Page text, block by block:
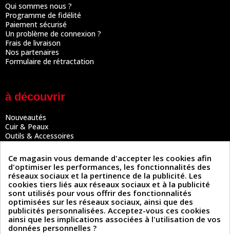
Qui sommes nous ?
Programme de fidélité
Paiement sécurisé
Un problème de connexion ?
Frais de livraison
Nos partenaires
Formulaire de rétractation
à découvrir
Nouveautés
Cuir & Peaux
Outils & Accessoires
Tutos
Actualités
Guide
Informations
Mentions légales
Conditions Générales de Vente
Ce magasin vous demande d'accepter les cookies afin
d'optimiser les performances, les fonctionnalités des
réseaux sociaux et la pertinence de la publicité. Les
cookies tiers liés aux réseaux sociaux et à la publicité
sont utilisés pour vous offrir des fonctionnalités
optimisées sur les réseaux sociaux, ainsi que des
publicités personnalisées. Acceptez-vous ces cookies
ainsi que les implications associées à l'utilisation de vos
données personnelles ?